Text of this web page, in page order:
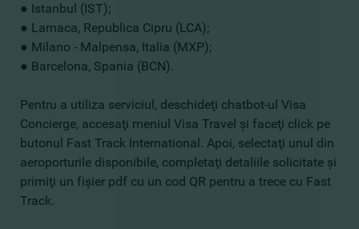
● Istanbul (IST);
● Larnaca, Republica Cipru (LCA);
● Milano - Malpensa, Italia (MXP);
● Barcelona, Spania (BCN).
Pentru a utiliza serviciul, deschideţi chatbot-ul Visa
Concierge, accesaţi meniul Visa Travel şi faceţi click pe
butonul Fast Track International. Apoi, selectaţi unul din
aeroporturile disponibile, completaţi detaliile solicitate şi
primiţi un fişier pdf cu un cod QR pentru a trece cu Fast
Track.